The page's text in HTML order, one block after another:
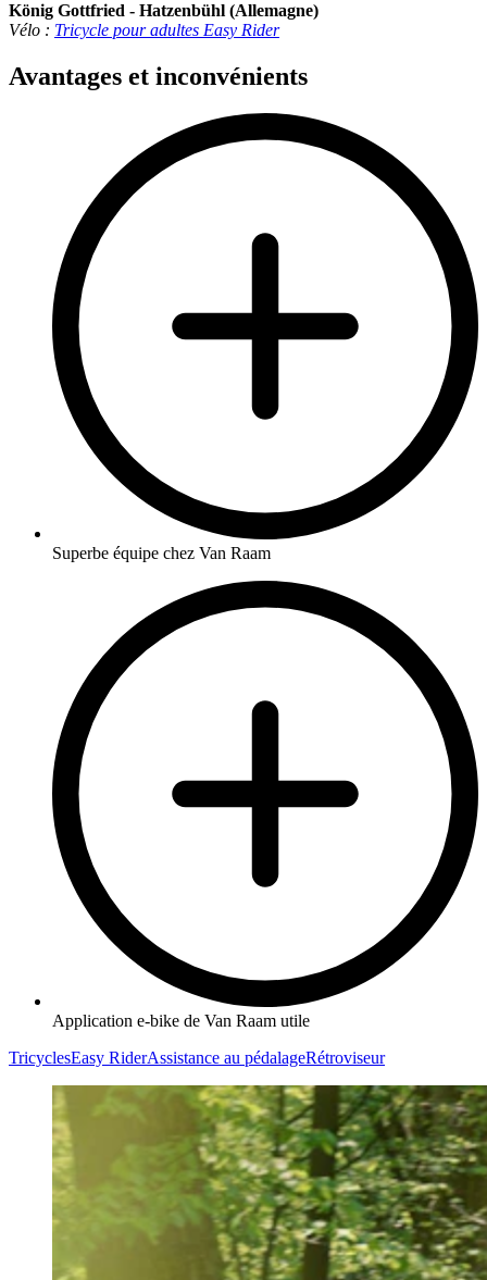
König Gottfried - Hatzenbühl (Allemagne)
Vélo : Tricycle pour adultes Easy Rider
Avantages et inconvénients
Superbe équipe chez Van Raam
Application e-bike de Van Raam utile
TricyclesEasy RiderAssistance au pédalageRétroviseur